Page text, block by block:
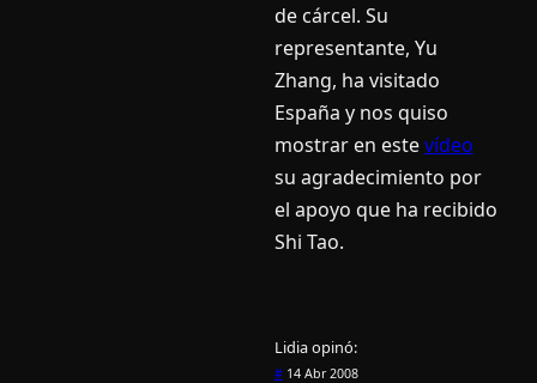
de cárcel. Su
representante, Yu
Zhang, ha visitado
España y nos quiso
mostrar en esteví­deo
su agradecimiento por
el apoyo que ha recibido
Shi Tao.
Lidiaopinó:
#14 Abr 2008